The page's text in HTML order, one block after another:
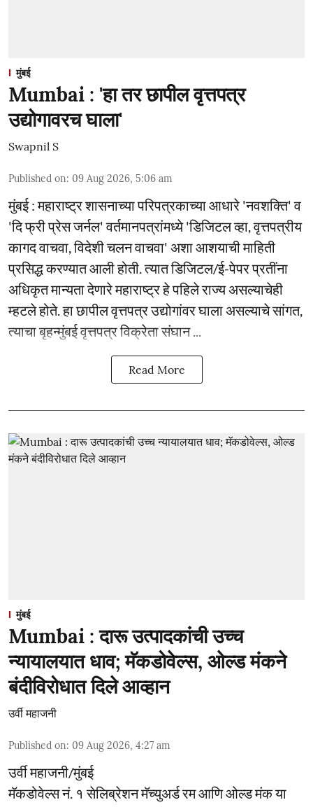
मुंबई
Mumbai : 'हा तर छापील वृत्तपत्र
उद्योगावरच घाला'
Swapnil S
Published on: 09 Aug 2026, 5:06 am
मुंबई : महाराष्ट्र शासनाच्या परिपत्रकाच्या आधारे 'नवशक्ति' व
'दि फ्री प्रेस जर्नल' वर्तमानपत्रांमध्ये 'डिजिटल व्हा, वृत्तपत्रीय
कागद वाचवा, विदेशी चलन वाचवा' अशा आशयाची माहिती
प्रसिद्ध करण्यात आली होती. त्यात डिजिटल/ई-पेपर प्रतींना
अधिकृत मान्यता देणारे महाराष्ट्र हे पहिले राज्य असल्याचेही
म्हटले होते. हा छापील वृत्तपत्र उद्योगांवर घाला असल्याचे सांगत,
त्याचा बृहन्मुंबई वृत्तपत्र विक्रेता संघान ...
Read More
मुंबई
Mumbai : दारू उत्पादकांची उच्च
न्यायालयात धाव; मॅकडोवेल्स, ओल्ड मंकने
बंदीविरोधात दिले आव्हान
उर्वी महाजनी
Published on: 09 Aug 2026, 4:27 am
उर्वी महाजनी/मुंबई
मॅकडोवेल्स नं. १ सेलिब्रेशन मॅच्युअर्ड रम आणि ओल्ड मंक या